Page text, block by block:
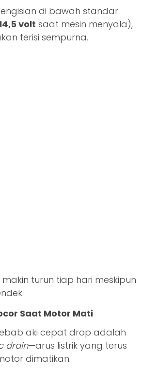
di bawah standar
volt saat mesin menyala),
terisi sempurna.
turun tiap hari meskipun
Saat Motor Mati
aki cepat drop adalah
drain—arus listrik yang terus
dimatikan.